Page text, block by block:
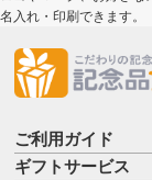
名入れ・印刷できます。
ご利用ガイド
お買い物ガイド
ギフトサービス